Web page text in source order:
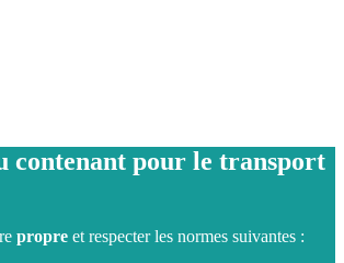
contenant pour le transport
propre et respecter les normes suivantes :